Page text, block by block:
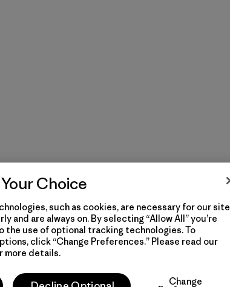
Choice
such as cookies, are necessary for our site
and are always on. By selecting “Allow All” you’re
the use of optional tracking technologies. To
click “Change Preferences.” Please read our
more details.
Change